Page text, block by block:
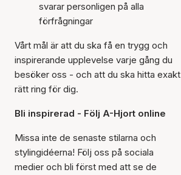
svarar personligen på alla
förfrågningar
Vårt mål är att du ska få en trygg och
inspirerande upplevelse varje gång du
besöker oss - och att du ska hitta exakt
rätt ring för dig.
Bli inspirerad - Följ A-Hjort online
Missa inte de senaste stilarna och
stylingidéerna! Följ oss på sociala
medier och bli först med att se de